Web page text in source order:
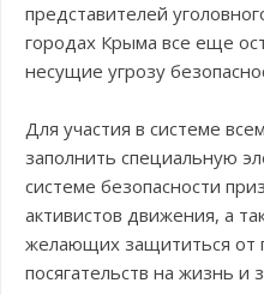
представителей
городах Крыма все еще
несущие угрозу
Для участия в системе
заполнить специальную
системе безопасности
активистов движения, а
желающих защититься от
посягательств на жизнь и